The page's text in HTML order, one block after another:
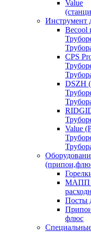
Value
Инструмент
Becool
CPS
DSZH
Value
МАПП
Посты
флюс